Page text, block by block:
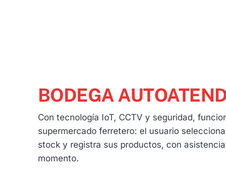
BODEGA
Con tecnología IoT, CCTV y seguridad,
supermercado ferretero: el usuario
stock y registra sus productos, con
momento.